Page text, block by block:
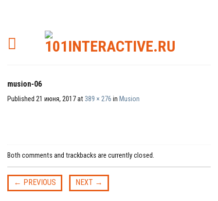
musion-06
Published 21 июня, 2017at389 × 276 in Musion
Both comments and trackbacks are currently closed.
← PREVIOUS NEXT →